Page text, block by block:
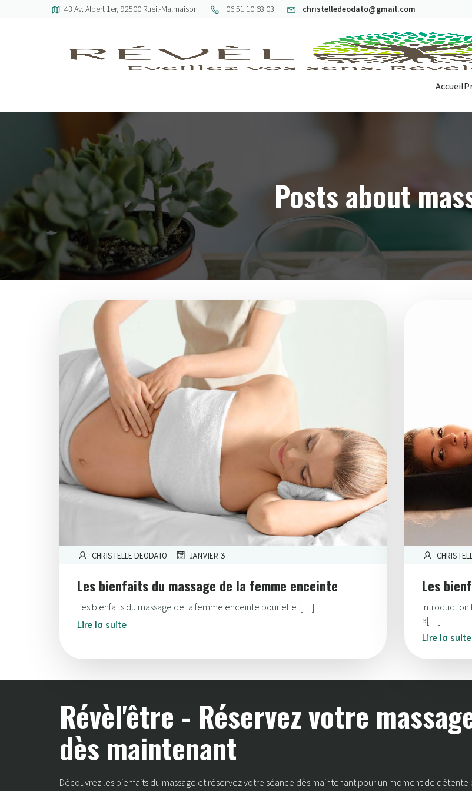
43 Av. Albert 1er, 92500 Rueil-Malmaison 06 51 10 68 03 christelledeodato@gmail.com
Accueil
Posts about
CHRISTELLE DEODATO | JANVIER 3
Les bienfaits du massage de la femme enceinte
Les bienfaits du massage de la femme enceinte pour elle :[…]
Lire la suite
Les
Introduction
a[…]
Lire la suite
Révèl'être - Réservez votre
dès maintenant
Découvrez les bienfaits du massage et réservez votre séance dès maintenant pour un moment de détente